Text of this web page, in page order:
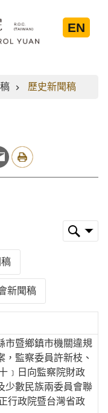
EN
歷史新聞稿
新聞稿
暨鄉鎮市機關違規
，監察委員許新枝、
﹞日向監察院財政
少數民族兩委員會聯
行政院暨台灣省政